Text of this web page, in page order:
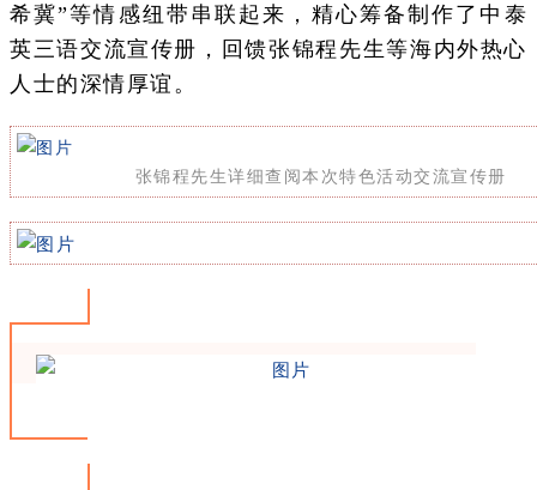
希冀”等情感纽带串联起来，精心筹备制作了中泰
英三语交流宣传册，回馈张锦程先生等海内外热心
人士的深情厚谊。
张锦程先生详细查阅本次特色活动交流宣传册